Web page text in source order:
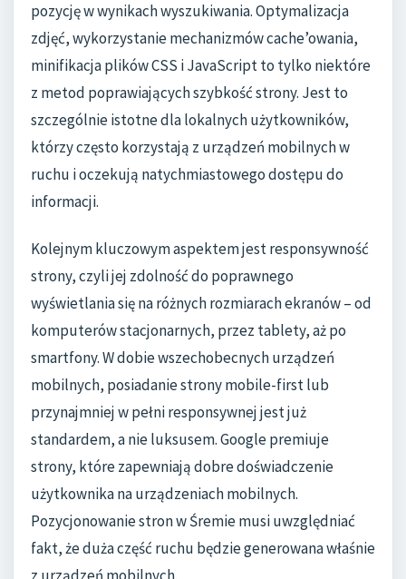
pozycję w wynikach wyszukiwania. Optymalizacja
zdjęć, wykorzystanie mechanizmów cache’owania,
minifikacja plików CSS i JavaScript to tylko niektóre
z metod poprawiających szybkość strony. Jest to
szczególnie istotne dla lokalnych użytkowników,
którzy często korzystają z urządzeń mobilnych w
ruchu i oczekują natychmiastowego dostępu do
informacji.
Kolejnym kluczowym aspektem jest responsywność
strony, czyli jej zdolność do poprawnego
wyświetlania się na różnych rozmiarach ekranów – od
komputerów stacjonarnych, przez tablety, aż po
smartfony. W dobie wszechobecnych urządzeń
mobilnych, posiadanie strony mobile-first lub
przynajmniej w pełni responsywnej jest już
standardem, a nie luksusem. Google premiuje
strony, które zapewniają dobre doświadczenie
użytkownika na urządzeniach mobilnych.
Pozycjonowanie stron w Śremie musi uwzględniać
fakt, że duża część ruchu będzie generowana właśnie